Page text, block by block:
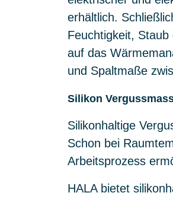
erhältlich.
Feuchtigkeit,
auf das
und Spaltmaße
Silikon
Silikonhaltige
Schon bei
Arbeitsprozess
HALA bietet